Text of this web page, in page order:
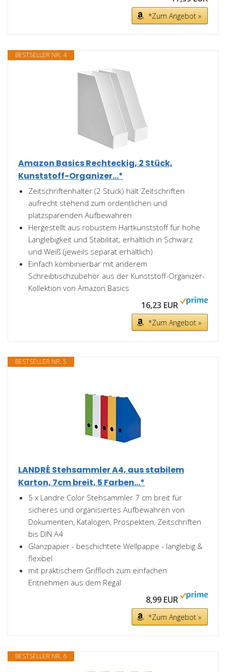
*Zum Angebot »
BESTSELLER NR. 4
Amazon Basics Rechteckig, 2 Stück,
Kunststoff-Organizer...*
Zeitschriftenhalter (2 Stück) hält Zeitschriften
aufrecht stehend zum ordentlichen und
platzsparenden Aufbewahren
Hergestellt aus robustem Hartkunststoff für hohe
Langlebigkeit und Stabilität; erhältlich in Schwarz
und Weiß (jeweils separat erhältlich)
Einfach kombinierbar mit anderem
Schreibtischzubehör aus der Kunststoff-Organizer-
Kollektion von Amazon Basics
16,23 EUR
*Zum Angebot »
BESTSELLER NR. 5
LANDRÉ Stehsammler A4, aus stabilem
Karton, 7cm breit, 5 Farben...*
5 x Landre Color Stehsammler 7 cm breit für
sicheres und organisiertes Aufbewahren von
Dokumenten, Katalogen, Prospekten, Zeitschriften
bis DIN A4
Glanzpapier - beschichtete Wellpappe - langlebig &
flexibel
mit praktischem Griffloch zum einfachen
Entnehmen aus dem Regal
8,99 EUR
*Zum Angebot »
BESTSELLER NR. 6